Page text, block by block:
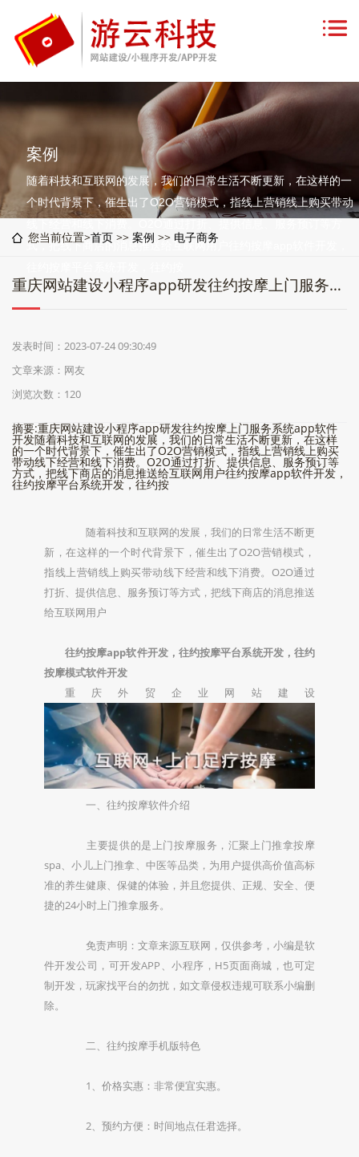
案例
随着科技和互联网的发展，我们的日常生活不断更新，在这样的一
个时代背景下，催生出了O2O营销模式，指线上营销线上购买带动
式，把线下商店的消息推送给互联网用户往约按摩app软件开发，
您当前位置>首页 >> 案例 >> 电子商务
重庆网站建设小程序app研发往约按摩上门服务系统app软件开发
发表时间：2023-07-24 09:30:49
文章来源：网友
浏览次数：120
摘要:重庆网站建设小程序app研发往约按摩上门服务系统app软件
开发随着科技和互联网的发展，我们的日常生活不断更新，在这样
的一个时代背景下，催生出了O2O营销模式，指线上营销线上购买
带动线下经营和线下消费。O2O通过打折、提供信息、服务预订等
方式，把线下商店的消息推送给互联网用户往约按摩app软件开发，
往约按摩平台系统开发，往约按
随着科技和互联网的发展，我们的日常生活不断更
新，在这样的一个时代背景下，催生出了O2O营销模式，
指线上营销线上购买带动线下经营和线下消费。O2O通过
打折、提供信息、服务预订等方式，把线下商店的消息推送
给互联网用户
往约按摩app软件开发，往约按摩平台系统开发，往约
按摩模式软件开发
重庆外贸企业网站建设
一、往约按摩软件介绍
主要提供的是上门按摩服务，汇聚上门推拿按摩
spa、小儿上门推拿、中医等品类，为用户提供高价值高标
准的养生健康、保健的体验，并且您提供、正规、安全、便
捷的24小时上门推拿服务。
免责声明：文章来源互联网，仅供参考，小编是软
件开发公司，可开发APP、小程序，H5页面商城，也可定
制开发，玩家找平台的勿扰，如文章侵权违规可联系小编删
除。
二、往约按摩手机版特色
1、价格实惠：非常便宜实惠。
2、预约方便：时间地点任君选择。